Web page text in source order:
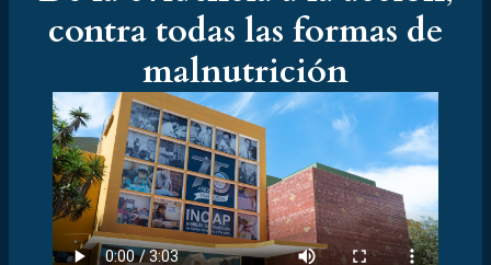
contra todas las formas de
malnutrición